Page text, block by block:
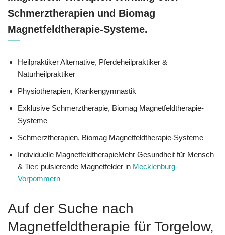
Schmerztherapien und Biomag
Magnetfeldtherapie-Systeme.
Heilpraktiker Alternative, Pferdeheilpraktiker &
Naturheilpraktiker
Physiotherapien, Krankengymnastik
Exklusive Schmerztherapie, Biomag Magnetfeldtherapie-
Systeme
Schmerztherapien, Biomag Magnetfeldtherapie-Systeme
Individuelle MagnetfeldtherapieMehr Gesundheit für Mensch
& Tier: pulsierende Magnetfelder in Mecklenburg-
Vorpommern
Auf der Suche nach
Magnetfeldtherapie für Torgelow,